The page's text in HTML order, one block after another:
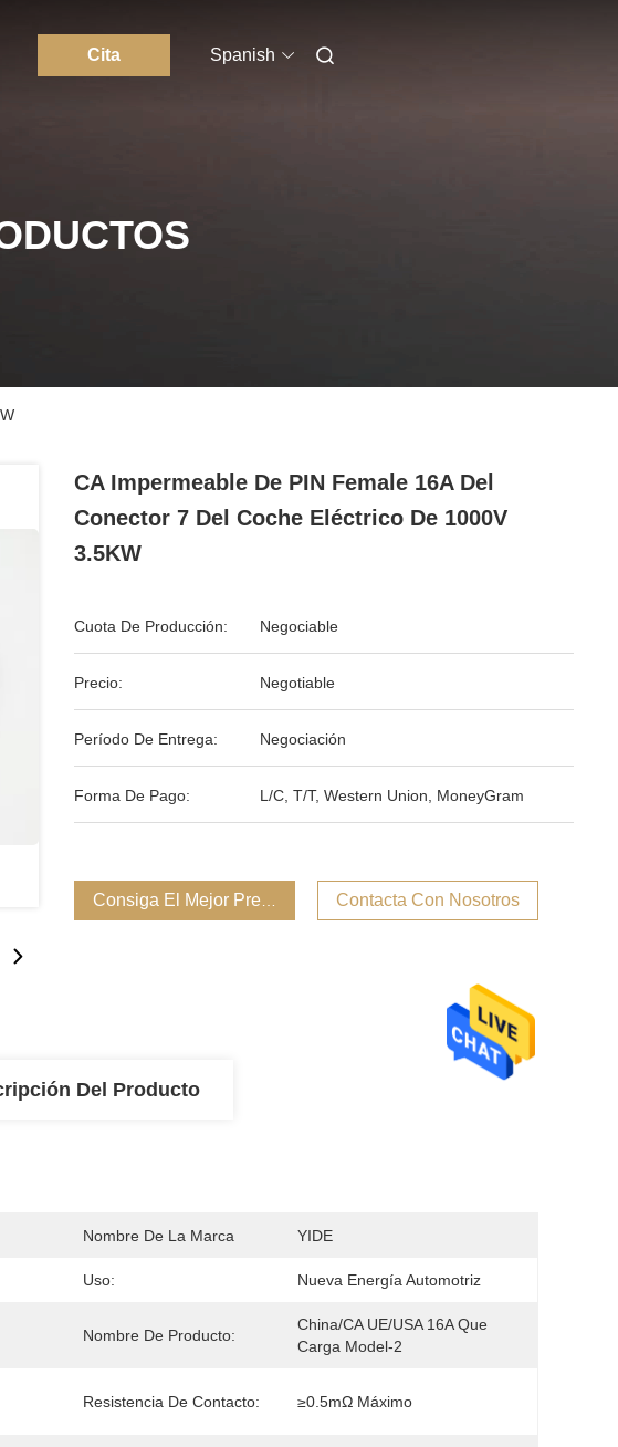
Cita Spanish
CA Impermeable De PIN Female 16A Del
Conector 7 Del Coche Eléctrico De 1000V
3.5KW
Cuota De Producción: Negociable
Precio: Negotiable
Período De Entrega: Negociación
Forma De Pago: L/C, T/T, Western Union, MoneyGram
Consiga El Mejor Precio Contacta Con Nosotros
Del Producto
Nombre De La Marca YIDE
Uso: Nueva Energía Automotriz
Nombre De Producto:
China/CA UE/USA 16A Que
Carga Model-2
Resistencia De Contacto: ≥0.5mΩ Máximo